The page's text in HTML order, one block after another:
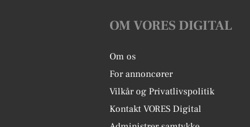
OM VORES DIGITAL
Om os
For annoncører
Vilkår og Privatlivspolitik
Kontakt VORES Digital